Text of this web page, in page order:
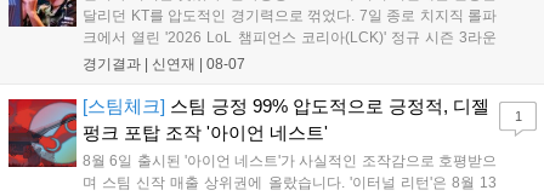
달리던 KT를 압도적인 경기력으로 꺾었다. 7일 종로 치지직 롤파
크에서 열린 '2026 LoL 챔피언스 코리아(LCK)' 정규 시즌 3라운
드 레전드 그룹, kt 롤스터와 젠지 e스포츠의 대결에서 젠지가 압
기억을 되찾기라도 한 듯 1,...
경기결과 | 신연재 | 08-07
[스팀체크] 스팀 긍정 99% 압도적으로 긍정적, 디젤
펑크 포탑 조작 '아이언 네스트'
8월 6일 출시된 '아이언 네스트'가 사실적인 조작감으로 호평받으
며 스팀 신작 매출 상위권에 올랐습니다. '이터널 리턴'은 8월 13
1